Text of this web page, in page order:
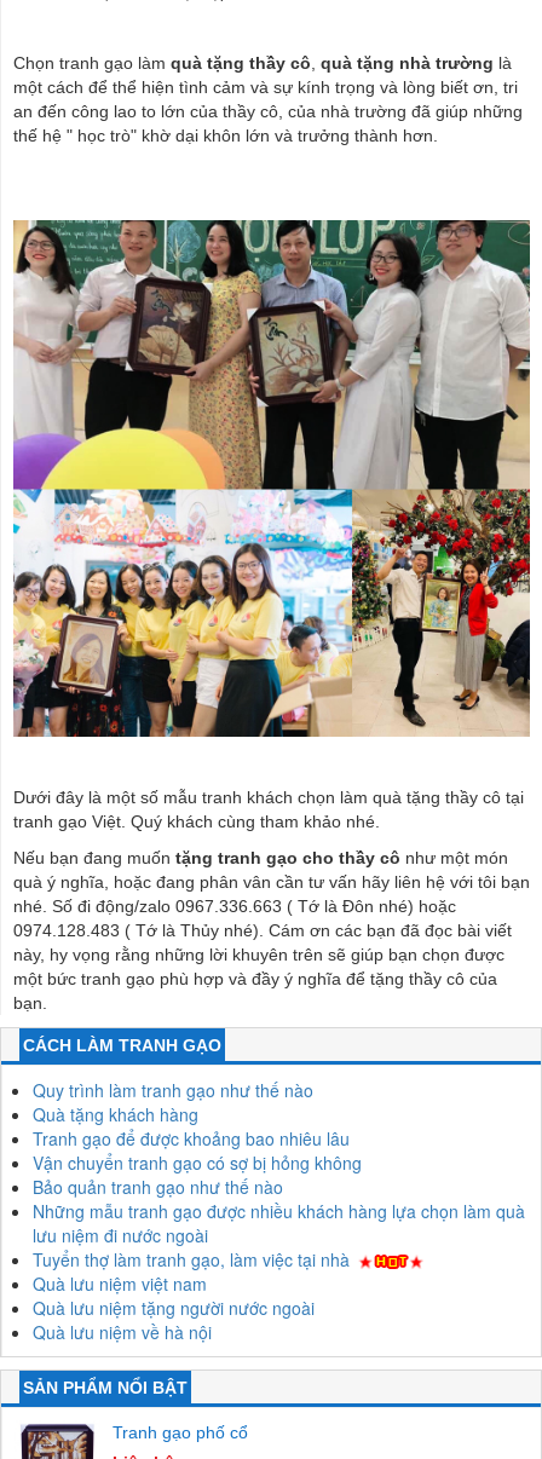
Chọn tranh gạo làm quà tặng thầy cô quà tặng nhà trường là
một cách để thể hiện tình cảm và sự kính trọng và lòng biết ơn, tri
an đến công lao to lớn của thầy cô, của nhà trường đã giúp những
thế hệ " học trò" khờ dại khôn lớn và trưởng thành hơn.
Dưới đây là một số mẫu tranh khách chọn làm quà tặng thầy cô tại
tranh gạo Việt. Quý khách cùng tham khảo nhé.
Nếu bạn đang muốn tặng tranh gạo cho thầy cô như một món
quà ý nghĩa, hoặc đang phân vân cần tư vấn hãy liên hệ với tôi bạn
nhé. Số đi động/zalo 0967.336.663 ( Tớ là Đôn nhé) hoặc
0974.128.483 ( Tớ là Thủy nhé). Cám ơn các bạn đã đọc bài viết
này, hy vọng rằng những lời khuyên trên sẽ giúp bạn chọn được
một bức tranh gạo phù hợp và đầy ý nghĩa để tặng thầy cô của
bạn.
CÁCH LÀM TRANH GẠO
Quy trình làm tranh gạo như thế nào
Quà tặng khách hàng
Tranh gạo để được khoảng bao nhiêu lâu
Vận chuyển tranh gạo có sợ bị hỏng không
Bảo quản tranh gạo như thế nào
Những mẫu tranh gạo được nhiều khách hàng lựa chọn làm quà
lưu niệm đi nước ngoài
Tuyển thợ làm tranh gạo, làm việc tại nhà
Quà lưu niệm việt nam
Quà lưu niệm tặng người nước ngoài
Quà lưu niệm về hà nội
SẢN PHẨM NỔI BẬT
Tranh gạo phố cổ